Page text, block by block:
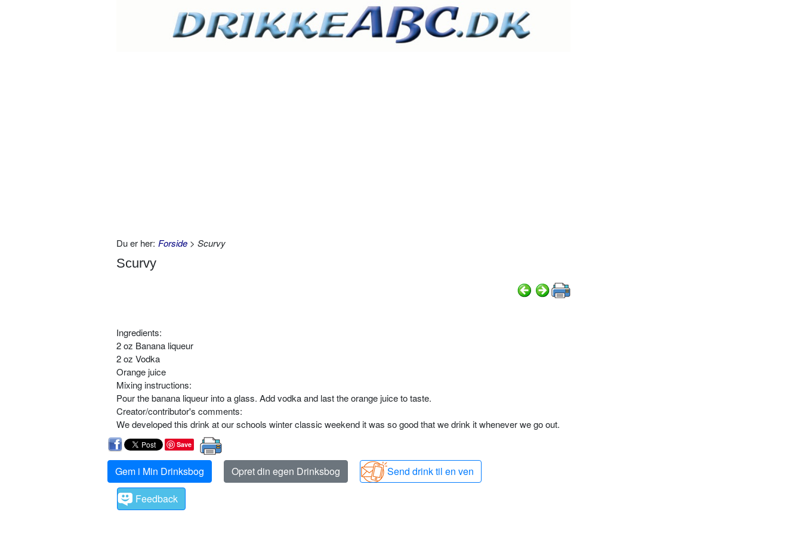
Du er her: Forside > Scurvy
Scurvy
Ingredients:
2 oz Banana liqueur
2 oz Vodka
Orange juice
Mixing instructions:
Pour the banana liqueur into a glass. Add vodka and last the orange juice to taste.
Creator/contributor's comments:
We developed this drink at our schools winter classic weekend it was so good that we drink it whenever we go out.
Save
Gem i Min Drinksbog Opret din egen Drinksbog
Send drink til en ven
Feedback